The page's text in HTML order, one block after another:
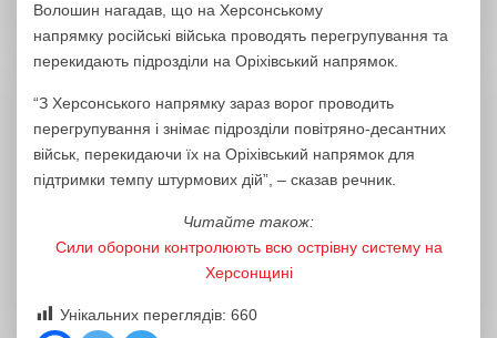
Волошин нагадав, що на Херсонському
напрямку російські війська проводять перегрупування та
перекидають підрозділи на Оріхівський напрямок.
“З Херсонського напрямку зараз ворог проводить
перегрупування і знімає підрозділи повітряно-десантних
військ, перекидаючи їх на Оріхівський напрямок для
підтримки темпу штурмових дій”, – сказав речник.
Читайте також:
Сили оборони контролюють всю острівну систему на
Херсонщині
Унікальних переглядів: 660